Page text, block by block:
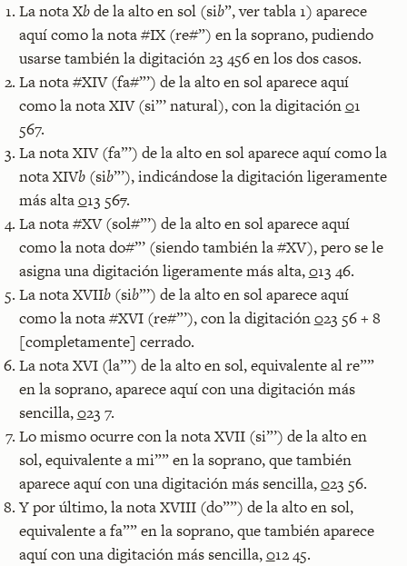
La nota Xbde la alto en sol (sib”, ver tabla 1) aparece
aquí como la nota #IX (re#”) en la soprano, pudiendo
usarse también la digitación 23 456 en los dos casos.
La nota #XIV (fa#”’) de la alto en sol aparece aquí
como la nota XIV (si”’ natural), con la digitación01
567.
La nota XIV (fa”’) de la alto en sol aparece aquí como la
nota XIVb(sib”’), indicándose la digitación ligeramente
más alta013 567.
La nota #XV (sol#”’) de la alto en sol aparece aquí
como la nota do#”’ (siendo también la #XV), pero se le
asigna una digitación ligeramente más alta,013 46.
La nota XVIIb(sib”’) de la alto en sol aparece aquí
como la nota #XVI (re#”’), con la digitación023 56 + 8
[completamente] cerrado.
La nota XVI (la”’) de la alto en sol, equivalente al re””
en la soprano, aparece aquí con una digitación más
sencilla,023 7.
Lo mismo ocurre con la nota XVII (si”’) de la alto en
sol, equivalente a mi”” en la soprano, que también
aparece aquí con una digitación más sencilla,023 56.
Y por último, la nota XVIII (do””) de la alto en sol,
equivalente a fa”” en la soprano, que también aparece
aquí con una digitación más sencilla,012 45.